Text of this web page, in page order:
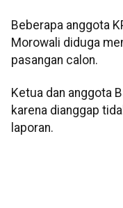
Beberapa anggota
Morowali diduga
pasangan calon.
Ketua dan anggota
karena dianggap
laporan.